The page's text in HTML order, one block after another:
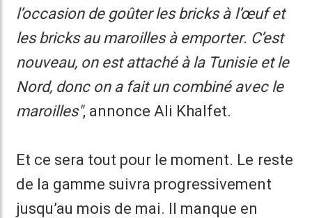
l’occasion de goûter les bricks à l’œuf et
les bricks au maroilles à emporter. C’est
nouveau, on est attaché à la Tunisie et le
Nord, donc on a fait un combiné avec le
maroilles", annonce Ali Khalfet.
Et ce sera tout pour le moment. Le reste
de la gamme suivra progressivement
jusqu’au mois de mai. Il manque en